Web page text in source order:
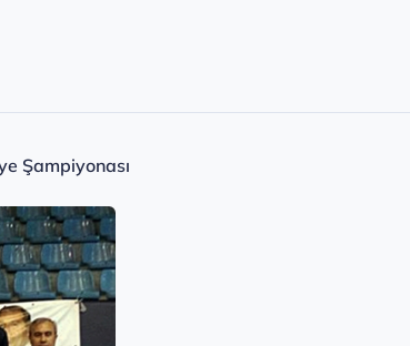
Şampiyonası